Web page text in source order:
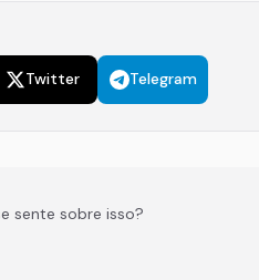
Twitter Telegram
sente sobre isso?